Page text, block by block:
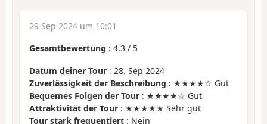
29 Sep 2024 um 10:01
Gesamtbewertung : 4.3 / 5
Datum deiner Tour : 28. Sep 2024
Zuverlässigkeit der Beschreibung : ★★★★☆ Gut
Bequemes Folgen der Tour : ★★★★☆ Gut
Attraktivität der Tour : ★★★★★ Sehr gut
Tour stark frequentiert : Nein